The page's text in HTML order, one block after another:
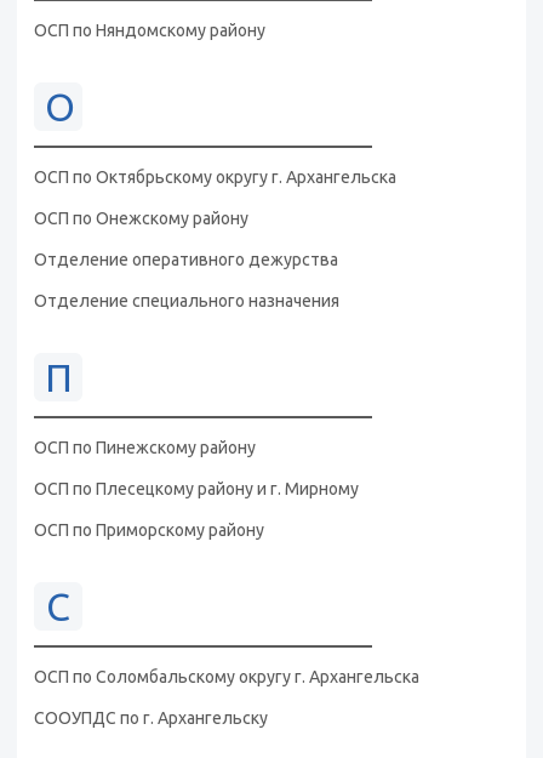
ОСП по Няндомскому району
О
ОСП по Октябрьскому округу г. Архангельска
ОСП по Онежскому району
Отделение оперативного дежурства
Отделение специального назначения
П
ОСП по Пинежскому району
ОСП по Плесецкому району и г. Мирному
ОСП по Приморскому району
С
ОСП по Соломбальскому округу г. Архангельска
СООУПДС по г. Архангельску